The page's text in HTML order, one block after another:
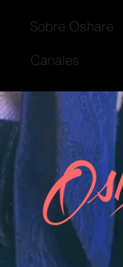
Canales
Sobre Oshare